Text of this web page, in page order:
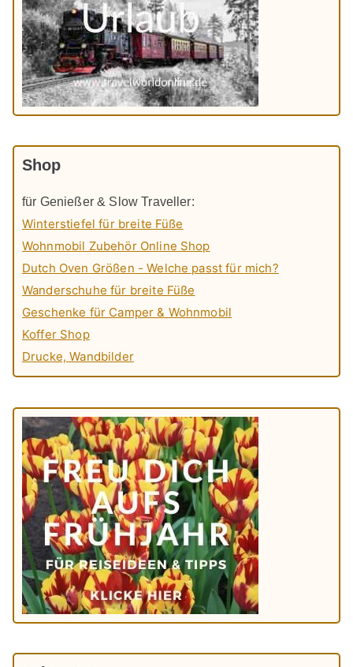
Shop
für Genießer & Slow Traveller:
Winterstiefel für breite Füße
Wohnmobil Zubehör Online Shop
Dutch Oven Größen - Welche passt für mich?
Wanderschuhe für breite Füße
Geschenke für Camper & Wohnmobil
Koffer Shop
Drucke, Wandbilder